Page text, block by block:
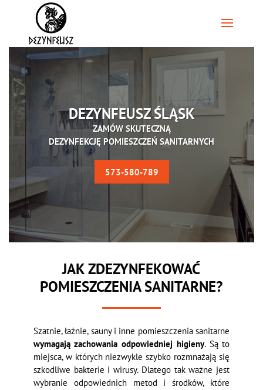
DEZYNFEUSZ ŚLĄSK
ZAMÓW SKUTECZNĄ
DEZYNFEKCJĘ POMIESZCZEŃ SANITARNYCH
573-580-789
JAK ZDEZYNFEKOWAĆ
POMIESZCZENIA SANITARNE?
Szatnie, łaźnie, sauny i inne pomieszczenia sanitarne
wymagają zachowania odpowiedniej higieny. Są to
miejsca, w których niezwykle szybko rozmnażają się
szkodliwe bakterie i wirusy. Dlatego tak ważne jest
wybranie odpowiednich metod i środków, które